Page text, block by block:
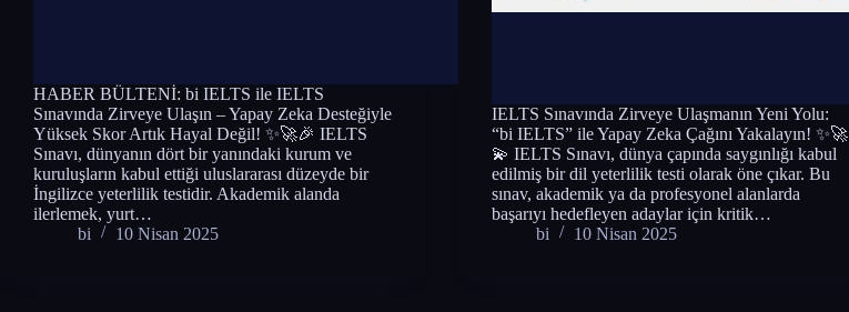
HABER BÜLTENİ: bi IELTS ile IELTS
Sınavında Zirveye Ulaşın – Yapay Zeka Desteğiyle
Yüksek Skor Artık Hayal Değil! ✨🚀🎉 IELTS
Sınavı, dünyanın dört bir yanındaki kurum ve
kuruluşların kabul ettiği uluslararası düzeyde bir
İngilizce yeterlilik testidir. Akademik alanda
ilerlemek, yurt…
bi
10 Nisan 2025
IELTS Sınavında Zirveye Ulaşmanın Yeni Yolu:
“bi IELTS” ile Yapay Zeka Çağını Yakalayın! ✨🚀
💫 IELTS Sınavı, dünya çapında saygınlığı kabul
edilmiş bir dil yeterlilik testi olarak öne çıkar. Bu
sınav, akademik ya da profesyonel alanlarda
başarıyı hedefleyen adaylar için kritik…
bi
10 Nisan 2025